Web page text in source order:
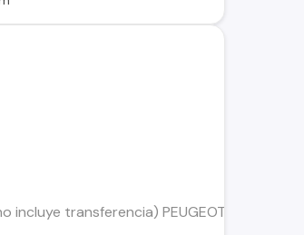
(no incluye transferencia) PEUGEOT 3008